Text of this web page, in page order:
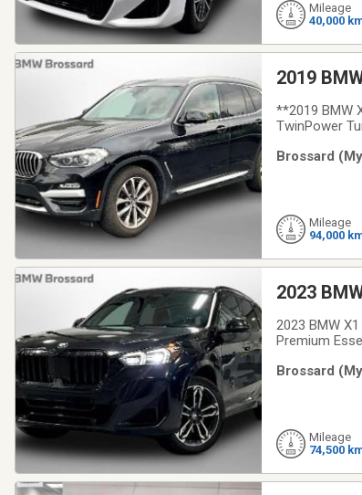
Mileage
40,000
2019
**2019 BMW
TwinPower
navigation
Brossard
Mileage
94,000
2023
2023 BMW
Premium
seatsAccès
Brossard
Mileage
74,500